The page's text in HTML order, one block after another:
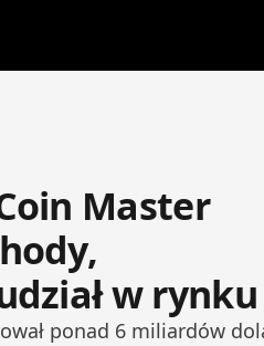
Master
w rynku
ponad 6 miliardów